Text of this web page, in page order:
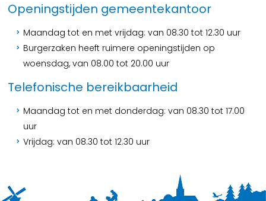
Openingstijden gemeentekantoor
Maandag tot en met vrijdag: van 08.30 tot 12.30 uur
Burgerzaken heeft ruimere openingstijden op
woensdag, van 08.00 tot 20.00 uur
Telefonische bereikbaarheid
Maandag tot en met donderdag: van 08.30 tot 17.00
uur
Vrijdag: van 08.30 tot 12.30 uur